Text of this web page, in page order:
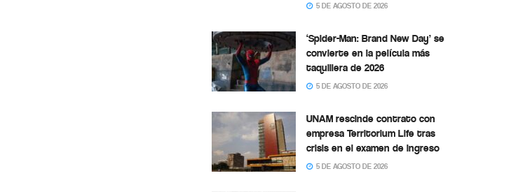
5 DE AGOSTO DE 2026
‘Spider-Man: Brand New Day’ se
convierte en la película más
taquillera de 2026
5 DE AGOSTO DE 2026
UNAM rescinde contrato con
empresa Territorium Life tras
crisis en el examen de ingreso
5 DE AGOSTO DE 2026